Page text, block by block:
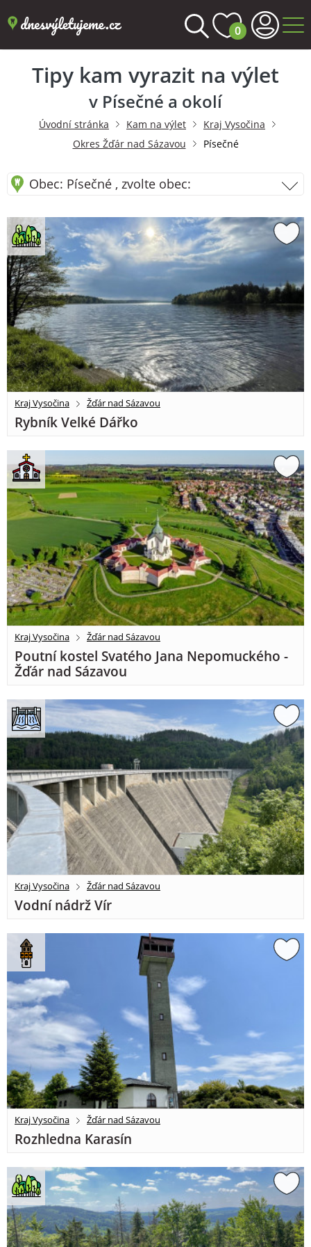
0
Tipy kam vyrazit na výlet
v Písečné a okolí
Úvodní stránka Kam na výlet
Kraj Vysočina
Okres Žďár nad Sázavou
Písečné
Obec: Písečné , zvolte obec:
Kraj Vysočina Žďár nad Sázavou
Rybník Velké Dářko
Kraj Vysočina Žďár nad Sázavou
Poutní kostel Svatého Jana Nepomuckého -
Žďár nad Sázavou
Kraj Vysočina Žďár nad Sázavou
Vodní nádrž Vír
Kraj Vysočina Žďár nad Sázavou
Rozhledna Karasín